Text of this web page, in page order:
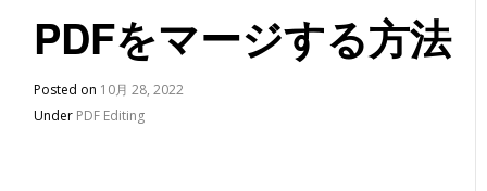
PDFをマージする方法
Posted on 10月 28, 2022
Under PDF Editing